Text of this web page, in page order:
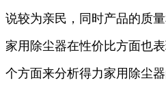
说较为亲民，同时产品的质
家用除尘器在性价比方面也
个方面来分析得力家用除尘器